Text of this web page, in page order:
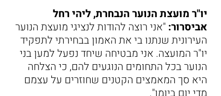
יו"ר מועצת הנוער הנבחרת, ליהי רחל
אביסרור: "אני רוצה להודות לנציגי מועצת הנוער
העירונית שנתנו בי את האמון בבחירתי לתפקיד
יו"ר המועצה. אני מבטיחה שיחד נפעל למען בני
הנוער בכל התחומים הנוגעים להם, כי הצלחה
היא סך המאמצים הקטנים שחוזרים על עצמם